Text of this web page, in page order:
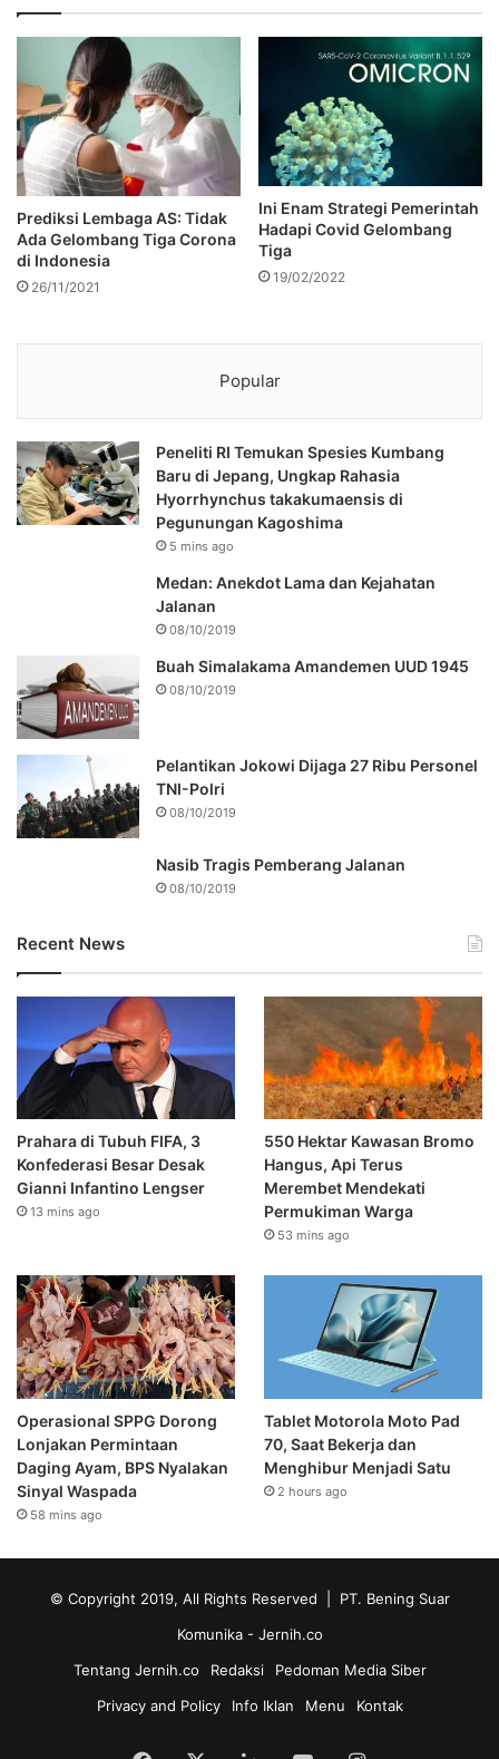
Prediksi Lembaga AS: Tidak
Ada Gelombang Tiga Corona
di Indonesia
26/11/2021
Ini Enam Strategi Pemerintah
Hadapi Covid Gelombang
Tiga
19/02/2022
Popular
Peneliti RI Temukan Spesies Kumbang
Baru di Jepang, Ungkap Rahasia
Hyorrhynchus takakumaensis di
Pegunungan Kagoshima
5 mins ago
Medan: Anekdot Lama dan Kejahatan
Jalanan
08/10/2019
Buah Simalakama Amandemen UUD 1945
08/10/2019
Pelantikan Jokowi Dijaga 27 Ribu Personel
TNI-Polri
08/10/2019
Nasib Tragis Pemberang Jalanan
08/10/2019
Recent News
Prahara di Tubuh FIFA, 3
Konfederasi Besar Desak
Gianni Infantino Lengser
13 mins ago
550 Hektar Kawasan Bromo
Hangus, Api Terus
Merembet Mendekati
Permukiman Warga
53 mins ago
Operasional SPPG Dorong
Lonjakan Permintaan
Daging Ayam, BPS Nyalakan
Sinyal Waspada
58 mins ago
Tablet Motorola Moto Pad
70, Saat Bekerja dan
Menghibur Menjadi Satu
2 hours ago
© Copyright 2019, All Rights Reserved | PT. Bening Suar
Komunika - Jernih.co
Tentang Jernih.co
Redaksi
Pedoman Media Siber
Privacy and Policy
Info Iklan Menu Kontak